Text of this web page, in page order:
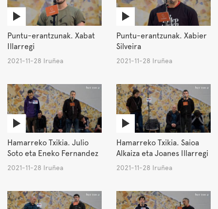
Puntu-erantzunak. Xabat
Illarregi
2021-11-28 Iruñea
Puntu-erantzunak. Xabier
Silveira
2021-11-28 Iruñea
Hamarreko Txikia. Julio
Soto eta Eneko Fernandez
2021-11-28 Iruñea
Hamarreko Txikia. Saioa
Alkaiza eta Joanes Illarregi
2021-11-28 Iruñea